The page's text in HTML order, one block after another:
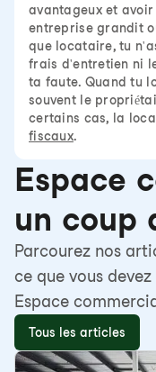
avantageux et
entreprise grandit
que locataire, tu
frais d'entretien ni
ta faute. Quand tu
souvent le
certains cas, la
fiscaux.
Espace
un coup
Parcourez nos
ce que vous
Espace
Tous les articles